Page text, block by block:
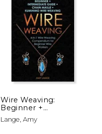
12%
dcto.
Wire Weaving:
Beginner +
Intermediate Guide +
Chain Maille +
Lange, Amy